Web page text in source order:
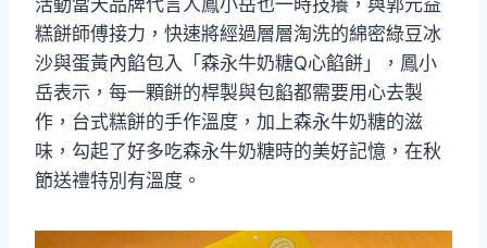
糕餅師傅接力，快速將經過層層淘洗的綿密綠豆冰
沙與蛋黃內餡包入「森永牛奶糖Q心餡餅」，鳳小
岳表示，每一顆餅的桿製與包餡都需要用心去製
作，台式糕餅的手作溫度，加上森永牛奶糖的滋
味，勾起了好多吃森永牛奶糖時的美好記憶，在秋
節送禮特別有溫度。